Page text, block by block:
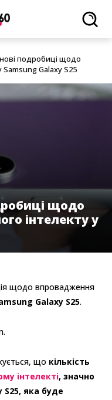
подробиці щодо
Galaxy S25
подробиці щодо
Galaxy S25
щодо
інтелекту у
щодо впровадження
Galaxy S25.
що кількість
інтелекті, значно
S25, яка буде